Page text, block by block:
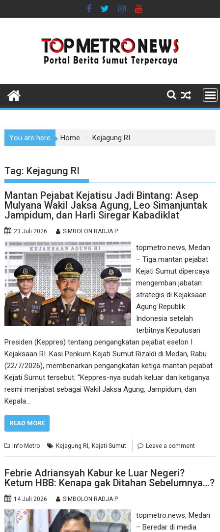
to
You are here Home Kejagung RI
Tag: Kejagung RI
Mantan Pejabat Kejatisu Jadi Bintang: Asep
Mulyana Wakil Jaksa Agung, Leo Simanjuntak
Jampidum, dan Harli Siregar Kabadiklat
23 Juli 2026 SIMBOLON RADJA P
topmetro.news, Medan
– Tiga mantan pejabat
Kejati Sumut dipercaya
mengemban jabatan
strategis di Kejaksaan
Agung Republik
Indonesia setelah
terbitnya Keputusan
Presiden (Keppres) tentang pengangkatan pejabat eselon I
Kejaksaan RI. Kasi Penkum Kejati Sumut Rizaldi di Medan, Rabu
(22/7/2026), membenarkan pengangkatan ketiga mantan pejabat
Kejati Sumut tersebut. “Keppres-nya sudah keluar dan ketiganya
resmi menjabat sebagai Wakil Jaksa Agung, Jampidum, dan
Kepala…
READ MORE
Info Metro Kejagung RI,Kejati Sumut Leave a comment
Febrie Adriansyah Kabur ke Luar Negeri?
Ketum HBB: Kenapa gak Ditahan Sebelumnya…?
14 Juli 2026 SIMBOLON RADJA P
topmetro.news, Medan
– Beredar di media